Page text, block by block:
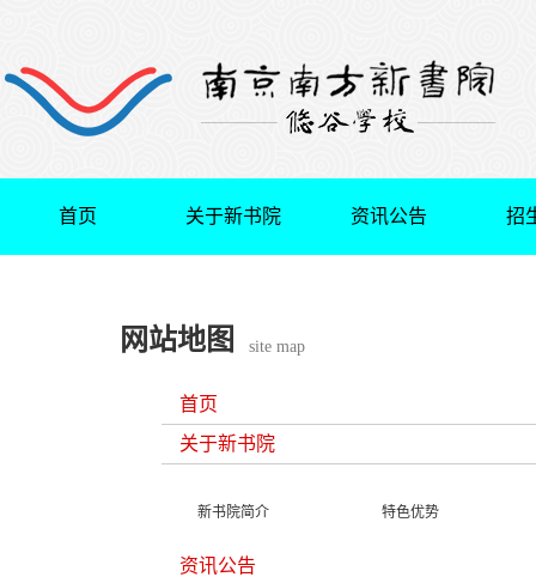
首页 关于新书院 资讯公告 招
网站地图 site map
首页
关于新书院
新书院简介 特色优势
资讯公告